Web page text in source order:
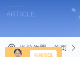
ARTICLE
当前位置：首页